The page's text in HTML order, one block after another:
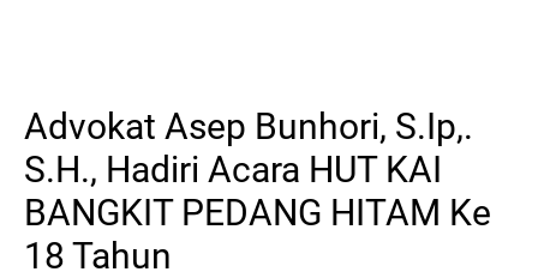
Advokat Asep Bunhori, S.Ip,.
S.H., Hadiri Acara HUT KAI
BANGKIT PEDANG HITAM Ke
18 Tahun